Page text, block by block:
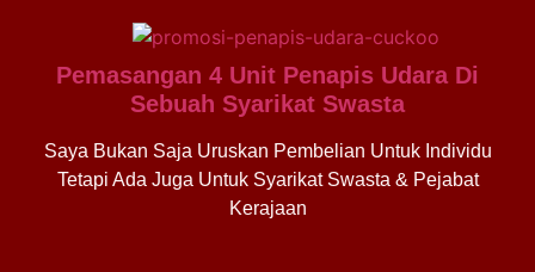
Pemasangan 4 Unit Penapis Udara Di
Sebuah Syarikat Swasta
Saya Bukan Saja Uruskan Pembelian Untuk Individu
Tetapi Ada Juga Untuk Syarikat Swasta & Pejabat
Kerajaan